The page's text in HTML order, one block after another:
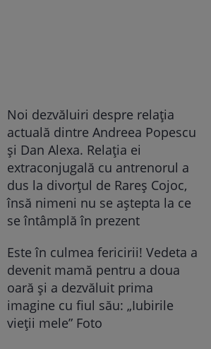
Noi dezvăluiri despre relația
actuală dintre Andreea Popescu
și Dan Alexa. Relația ei
extraconjugală cu antrenorul a
dus la divorțul de Rareș Cojoc,
însă nimeni nu se aștepta la ce
se întâmplă în prezent
Este în culmea fericirii! Vedeta a
devenit mamă pentru a doua
oară și a dezvăluit prima
imagine cu fiul său: „Iubirile
vieții mele” Foto